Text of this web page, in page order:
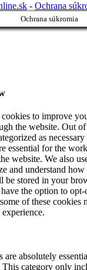
- Ochrana
Ochrana súkromia
cookies to improve
the website. Out
as
essential for the
website. We also
and understand
be stored in your
the option to
of these cookies
are absolutely
category only